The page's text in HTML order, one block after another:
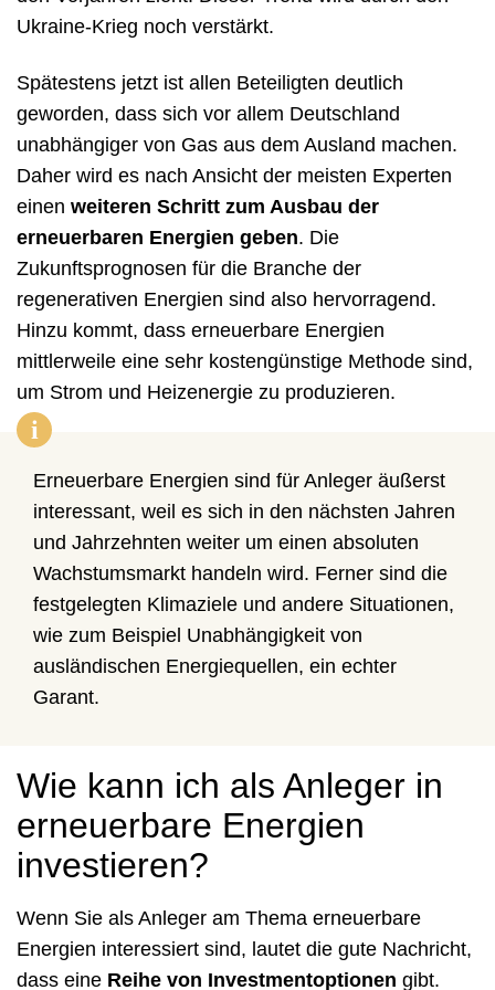
Ukraine-Krieg noch verstärkt.
Spätestens jetzt ist allen Beteiligten deutlich
geworden, dass sich vor allem Deutschland
unabhängiger von Gas aus dem Ausland machen.
Daher wird es nach Ansicht der meisten Experten
einen weiteren Schritt zum Ausbau der
erneuerbaren Energien geben. Die
Zukunftsprognosen für die Branche der
regenerativen Energien sind also hervorragend.
Hinzu kommt, dass erneuerbare Energien
mittlerweile eine sehr kostengünstige Methode sind,
um Strom und Heizenergie zu produzieren.
i
Erneuerbare Energien sind für Anleger äußerst
interessant, weil es sich in den nächsten Jahren
und Jahrzehnten weiter um einen absoluten
Wachstumsmarkt handeln wird. Ferner sind die
festgelegten Klimaziele und andere Situationen,
wie zum Beispiel Unabhängigkeit von
ausländischen Energiequellen, ein echter
Garant.
Wie kann ich als Anleger in
erneuerbare Energien
investieren?
Wenn Sie als Anleger am Thema erneuerbare
Energien interessiert sind, lautet die gute Nachricht,
dass eine Reihe von Investmentoptionen gibt.